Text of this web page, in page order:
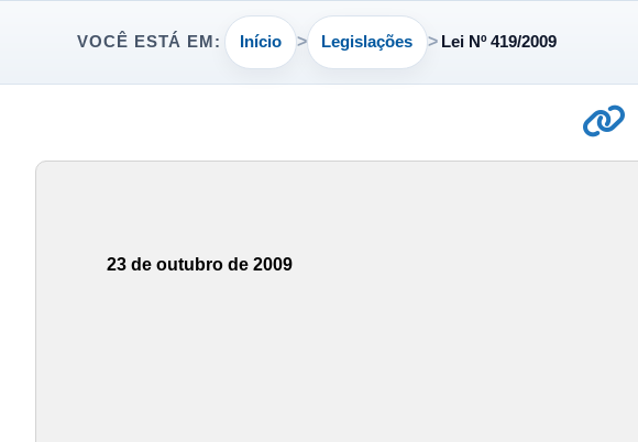
VOCÊ ESTÁ EM: Início Legislações Lei Nº 419/2009
23 de outubro de 2009